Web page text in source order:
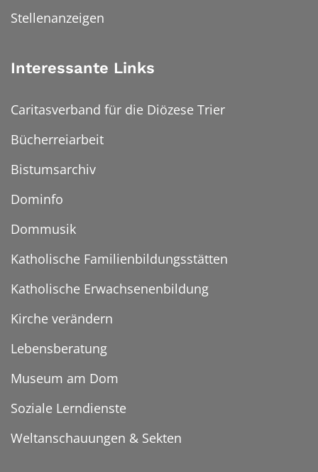
Stellenanzeigen
Interessante Links
Caritasverband für die Diözese Trier
Bücherreiarbeit
Bistumsarchiv
Dominfo
Dommusik
Katholische Familienbildungsstätten
Katholische Erwachsenenbildung
Kirche verändern
Lebensberatung
Museum am Dom
Soziale Lerndienste
Weltanschauungen & Sekten